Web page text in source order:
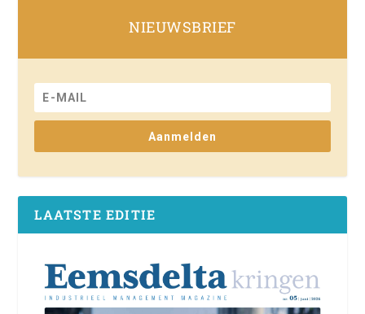
NIEUWSBRIEF
Aanmelden
LAATSTE EDITIE